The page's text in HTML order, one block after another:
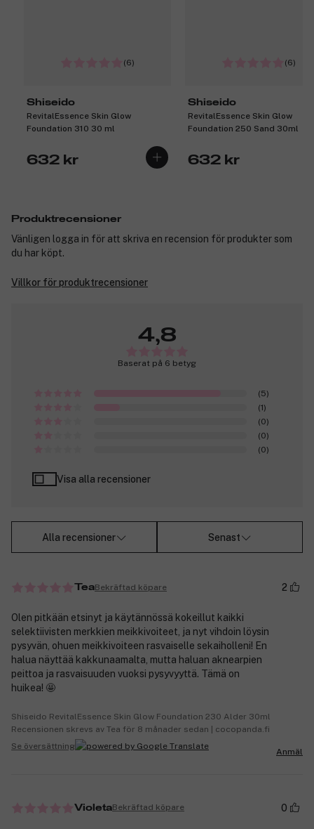
(6)
Shiseido
RevitalEssence Skin Glow
Foundation 310 30 ml
632 kr
(6)
Shiseido
RevitalEssence Skin Glow
Foundation 250 Sand 30ml
632 kr
Produktrecensioner
Vänligen logga in för att skriva en recension för produkter som
du har köpt.
Villkor för produktrecensioner
4,8
Baserat på 6 betyg
(5)
(1)
(0)
(0)
(0)
Visa alla recensioner
Alla recensioner Senast
TeaBekräftad köpare 2
Olen pitkään etsinyt ja käytännössä kokeillut kaikki
selektiivisten merkkien meikkivoiteet, ja nyt vihdoin löysin
pysyvän, ohuen meikkivoiteen rasvaiselle sekaiholleni! En
halua näyttää kakkunaamalta, mutta haluan aknearpien
peittoa ja rasvaisuuden vuoksi pysyvyyttä. Tämä on
huikea! 🤩
Shiseido RevitalEssence Skin Glow Foundation 230 Alder 30ml
Recensionen skrevs av Tea för 8 månader sedan | cocopanda.fi
Se översättning
Anmäl
VioletaBekräftad köpare 0